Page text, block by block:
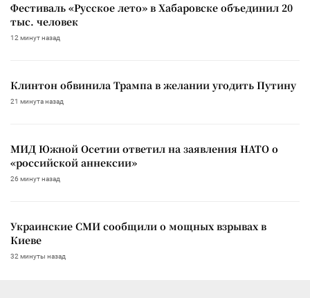
Фестиваль «Русское лето» в Хабаровске объединил 20
тыс. человек
12 минут назад
Клинтон обвинила Трампа в желании угодить Путину
21 минута назад
МИД Южной Осетии ответил на заявления НАТО о
«российской аннексии»
26 минут назад
Украинские СМИ сообщили о мощных взрывах в
Киеве
32 минуты назад